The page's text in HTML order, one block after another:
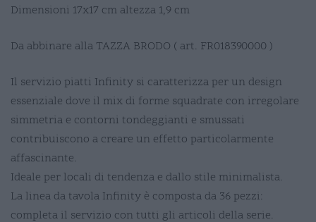
Dimensioni 17x17 cm altezza 1,9 cm
Da abbinare alla TAZZA BRODO ( art. FR018390000 )
Il servizio piatti Infinity si caratterizza per un design
essenziale dove il mix di forme squadrate con irregolare
simmetria e contorni tondeggianti e smussati
contribuiscono a creare un effetto particolarmente
affascinante.
Ideale per locali di tendenza e dallo stile minimalista.
La linea da tavola Infinity è composta da 36 pezzi:
completa il servizio con tutti gli articoli della serie.